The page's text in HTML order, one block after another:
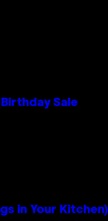
Sale
in Your Kitchen)